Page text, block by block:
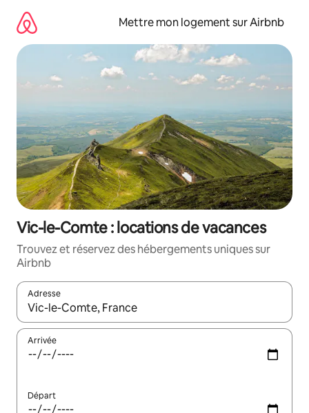
directement
contenu
Mettre mon logement sur Airbnb
Vic-le-Comte : locations de vacances
Trouvez et réservez des hébergements uniques sur
Airbnb
Adresse
Lorsque les résultats s'affichent, utilisez les flèches vers le
Arrivée
Départ